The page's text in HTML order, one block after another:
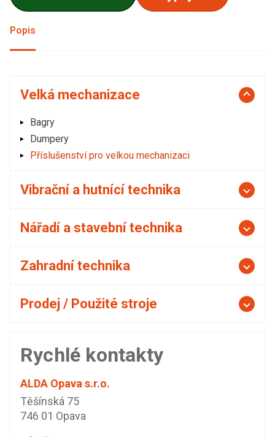
Velká mechanizace
Bagry
Dumpery
Příslušenství pro velkou mechanizaci
Vibrační a hutnící technika
Nářadí a stavební technika
Zahradní technika
Prodej / Použité stroje
Rychlé kontakty
ALDA Opava s.r.o.
Těšínská 75
746 01 Opava
Popis